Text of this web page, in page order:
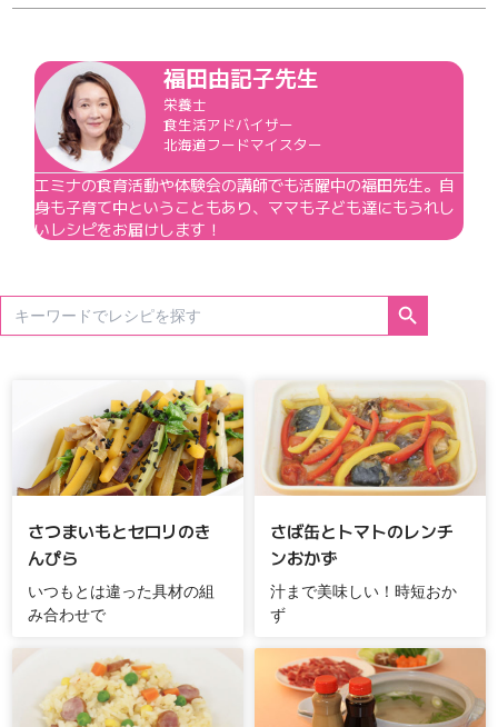
福田由記子先生
栄養士
食生活アドバイザー
北海道フードマイスター
エミナの食育活動や体験会の講師でも活躍中の福田先生。自
身も子育て中ということもあり、ママも子ども達にもうれし
いレシピをお届けします！
Search
for:
Search Button
さつまいもとセロリのき
んぴら
いつもとは違った具材の組
み合わせで
さば缶とトマトのレンチ
ンおかず
汁まで美味しい！時短おか
ず